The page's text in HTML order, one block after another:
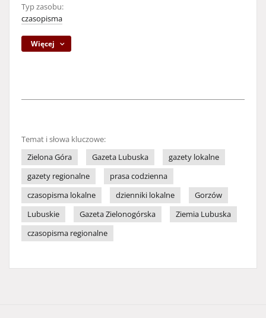
Typ zasobu:
czasopisma
Więcej
Temat i słowa kluczowe:
Zielona Góra
Gazeta Lubuska
gazety lokalne
gazety regionalne
prasa codzienna
czasopisma lokalne
dzienniki lokalne
Gorzów
Lubuskie
Gazeta Zielonogórska
Ziemia Lubuska
czasopisma regionalne